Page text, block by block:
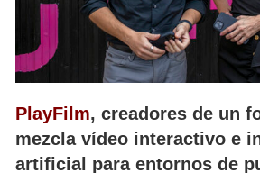
PlayFilm, creadores de un
mezcla vídeo interactivo e
artificial para entornos de